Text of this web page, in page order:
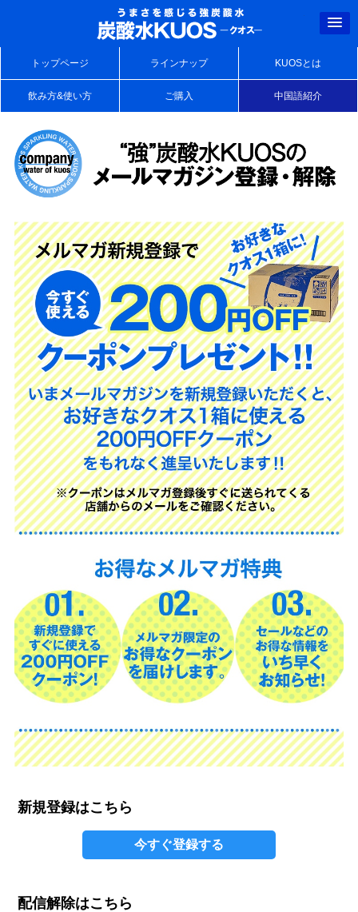
強炭酸水ク
トップページ ラインナップ KUOSとは
飲み方&使い方 ご購入 中国語紹介
新規登録はこちら
今すぐ登録する
配信解除はこちら